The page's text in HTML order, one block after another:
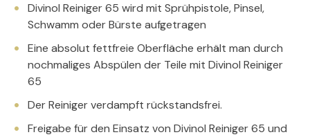
Divinol Reiniger 65 wird mit Sprühpistole, Pinsel,
Schwamm oder Bürste aufgetragen
Eine absolut fettfreie Oberfläche erhält man durch
nochmaliges Abspülen der Teile mit Divinol Reiniger
65
Der Reiniger verdampft rückstandsfrei.
Freigabe für den Einsatz von Divinol Reiniger 65 und